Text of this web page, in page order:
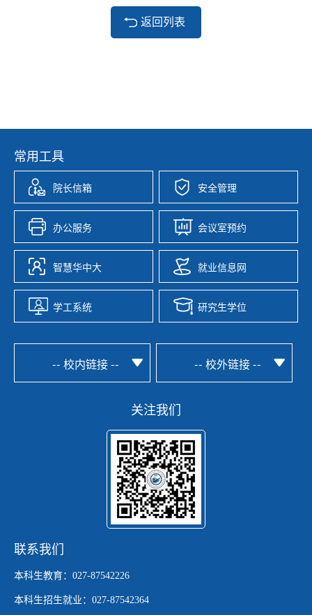
返回列表
常用工具
院长信箱 安全管理
办公服务 会议室预约
智慧华中大 就业信息网
学工系统 研究生学位
-- 校内链接 -- -- 校外链接 --
关注我们
联系我们
本科生教育：027-87542226
本科生招生就业：027-87542364